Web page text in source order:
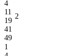
4
11
19
41
49
2
1